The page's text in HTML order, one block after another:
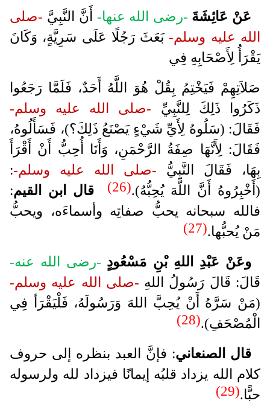
عَنْ عَائِشَةَ -رضى الله عنها- أَنَّ النَّبِيَّ -صلى
الله عليه وسلم-بَعَثَ رَجُلًا عَلَى سَرِيَّةٍ، وَكَانَ
يَقْرَأُ لِأَصْحَابِهِ فِي
صَلاَتِهِمْ فَيَخْتِمُ بِقُلْ هُوَ اللَّهُ أَحَدٌ، فَلَمَّا رَجَعُوا
ذَكَرُوا ذَلِكَ لِلنَّبِيِّ -صلى الله عليه وسلم-
فَقَالَ: (سَلُوهُ لِأَيِّ شَيْءٍ يَصْنَعُ ذَلِكَ؟)، فَسَأَلُوهُ،
فَقَالَ: لِأَنَّهَا صِفَةُ الرَّحْمَنِ، وَأَنَا أُحِبُّ أَنْ أَقْرَأَ
بِهَا، فَقَالَ النَّبِيُّ -صلى الله عليه وسلم-:
(أَخْبِرُوهُ أَنَّ اللَّهَ يُحِبُّهُ).(26) قال ابن القيم:
فالله سبحانه يحبُّ صفاتِه وأسماءَه، ويحبُّ
مَنْ يُحبُّها.(27)
وعَنْ عَبْدِ اللهِ بْنِ مَسْعُودٍ -رضى الله عنه-
قَالَ: قَالَ رَسُولُ اللهِ -صلى الله عليه وسلم-
(مَنْ سَرَّهُ أَنْ يُحِبَّ اللهَ وَرَسُولَهُ، فَلْيَقْرَأ فِي
الْمُصْحَفِ).(28)
قال الصنعاني: فإنَّ العبد بنظره إلى حروف
كلام الله يزداد قلبُه إيمانًا فيزداد لله ولرسوله
حبًّا.(29)